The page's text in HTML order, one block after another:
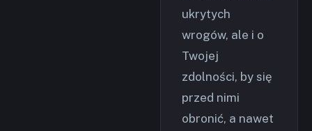
ukrytych
wrogów, ale i o
Twojej
zdolności, by się
przed nimi
obronić, a nawet